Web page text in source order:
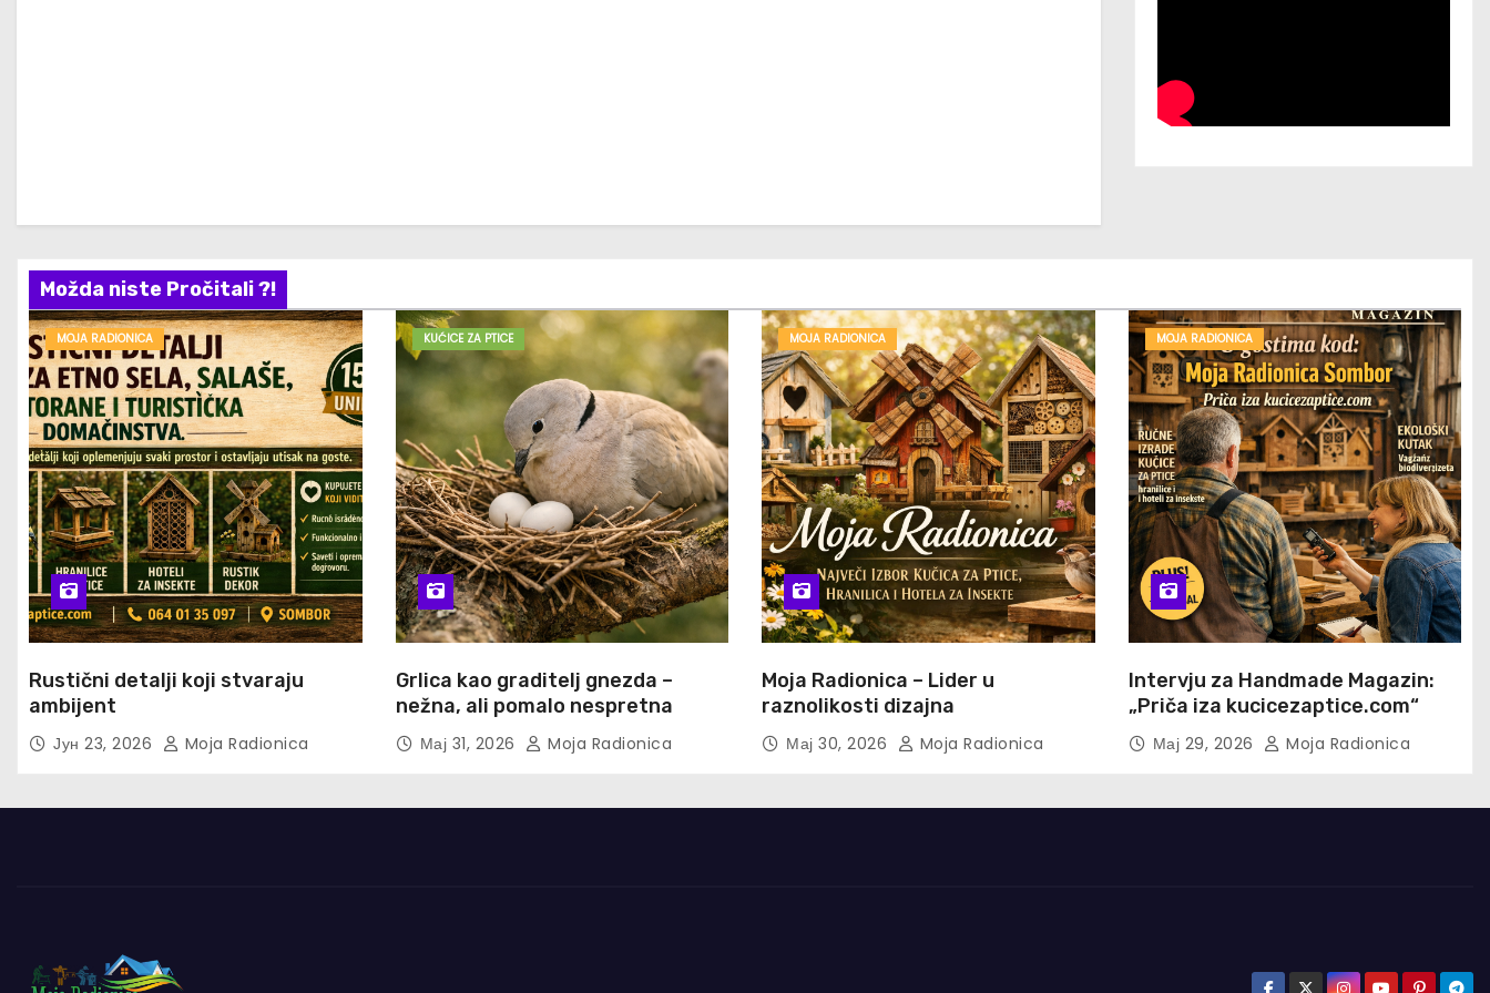
Možda niste Pročitali ?!
MOJA RADIONICA
Rustični detalji koji stvaraju
ambijent
Јун 23, 2026 Moja Radionica
KUĆICE ZA PTICE
Grlica kao graditelj gnezda –
nežna, ali pomalo nespretna
Мај 31, 2026 Moja Radionica
MOJA RADIONICA
Moja Radionica – Lider u
raznolikosti dizajna
Мај 30, 2026 Moja Radionica
MOJA RADIONICA
Intervju za Handmade Magazin:
„Priča iza kucicezaptice.com“
Мај 29, 2026 Moja Radionica